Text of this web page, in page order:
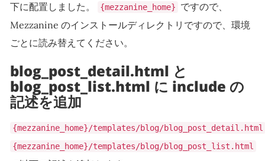
下に配置しました。
{mezzanine_home}
ですので、
Mezzanine のインストールディレクトリですので、環境
ごとに読み替えてください。
blog_post_detail.html と
blog_post_list.html に include の
記述を追加
{mezzanine_home}/templates/blog/blog_post_detail.html
{mezzanine_home}/templates/blog/blog_post_list.html